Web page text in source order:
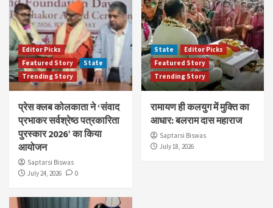
Editor Picks
Featured Story
State
Trending Story
प्रेस क्लब कोलकाता ने ‘संवाद
प्रभाकर सर्वश्रेष्ठ पत्रकारिता
पुरस्कार 2026’ का किया
आयोजन
Saptarsi Biswas
July 24, 2026
0
State
Editor Picks
Featured Story
Trending Story
रामायण ही कलयुग में मुक्ति का
आधार: बलराम दास महाराज
Saptarsi Biswas
July 18, 2026